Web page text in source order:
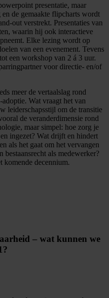
presentatie, maar
de gemaakte flipcharts wordt
out verstrekt. Presentaties van
waarin hij ook interactieve
Elke lezing wordt op
van een evenement. Tevens
een workshop van 2 á 3 uur.
voor directie- en/of
meer de vertaalslag rond
Wat vraagt het van
leiderschapsstijl om de transitie
de veranderdimensie rond
maar simpel: hoe zorg je
ingezet? Wat drijft en hindert
als het gaat om het vervangen
bestaansrecht als medewerker?
komende decennium.
– wat kunnen we